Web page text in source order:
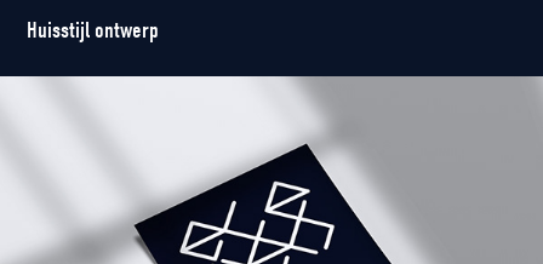
Huisstijl ontwerp